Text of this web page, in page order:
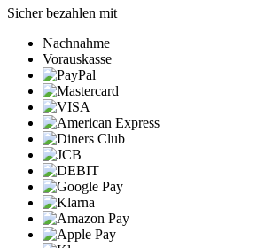
Sicher bezahlen mit
Nachnahme
Vorauskasse